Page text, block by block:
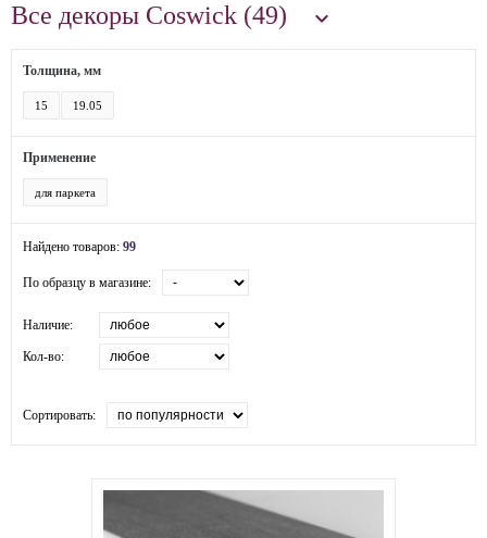
Все декоры Coswick (49) 
Толщина, мм
15 19.05
Применение
для паркета
Найдено товаров: 99
По образцу в магазине:
Наличие:
Кол-во:
Сортировать: